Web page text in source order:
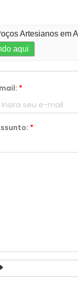
Artesianos em
aqui
*
*